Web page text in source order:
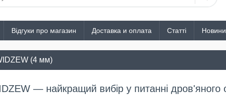
Відгуки про магазин Доставка и оплата Статті Новини
(4 мм)
— найкращий вибір у питанні дров'яного